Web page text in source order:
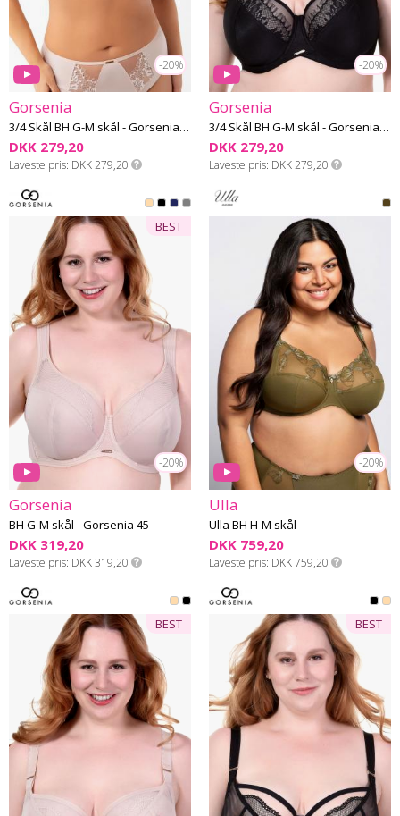
-20%
Gorsenia
3/4 Skål BH G-M skål - Gorsenia 64
DKK 279,20
Laveste pris DKK 279,20
-20%
Gorsenia
3/4 Skål BH G-M skål - Gorsenia 64
DKK 279,20
Laveste pris DKK 279,20
-20%
BEST
Gorsenia
BH G-M skål - Gorsenia 45
DKK 319,20
Laveste pris DKK 319,20
-20%
Ulla
Ulla BH H-M skål
DKK 759,20
Laveste pris DKK 759,20
BEST BEST